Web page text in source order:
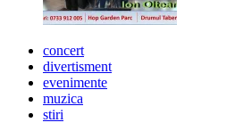
concert
divertisment
evenimente
muzica
stiri